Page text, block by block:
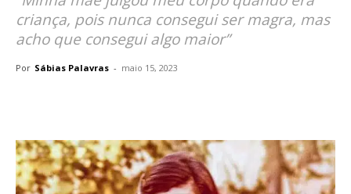
criança, pois nunca consegui ser magra, mas
acho que consegui algo maior”
Por Sábias Palavras - maio 15, 2023